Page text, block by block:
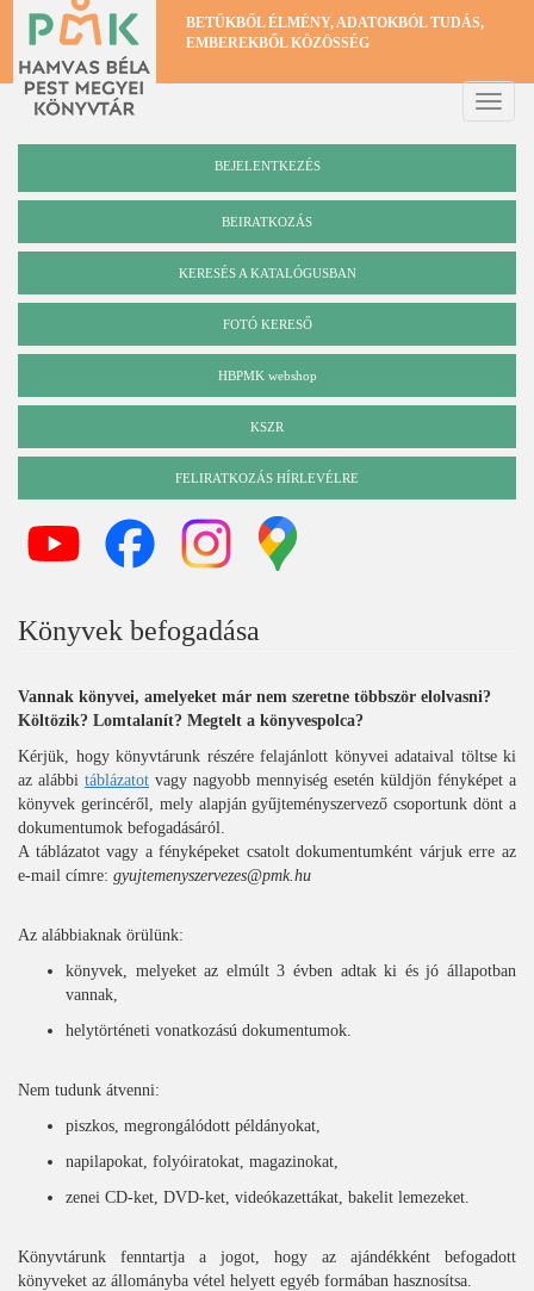
Ugrás
tartalomra
BETŰKBŐL ÉLMÉNY, ADATOKBÓL TUDÁS,
EMBEREKBŐL KÖZÖSSÉG
Toggle
BEJELENTKEZÉS
BEIRATKOZÁS
Katalógus
KERESÉS A KATALÓGUSBAN
FOTÓ KERESŐ
HBPMK webshop
KSZR
FELIRATKOZÁS HÍRLEVÉLRE
Könyvek befogadása
Vannak könyvei, amelyeket már nem szeretne többször elolvasni?
Költözik? Lomtalanít? Megtelt a könyvespolca?
Kérjük, hogy könyvtárunk részére felajánlott könyvei adataival töltse ki
az alábbi táblázatot vagy nagyobb mennyiség esetén küldjön fényképet a
könyvek gerincéről, mely alapján gyűjteményszervező csoportunk dönt a
dokumentumok befogadásáról.
A táblázatot vagy a fényképeket csatolt dokumentumként várjuk erre az
e-mail címre: gyujtemenyszervezes@pmk.hu
Az alábbiaknak örülünk:
könyvek, melyeket az elmúlt 3 évben adtak ki és jó állapotban
vannak,
helytörténeti vonatkozású dokumentumok.
Nem tudunk átvenni:
piszkos, megrongálódott példányokat,
napilapokat, folyóiratokat, magazinokat,
zenei CD-ket, DVD-ket, videókazettákat, bakelit lemezeket.
Könyvtárunk fenntartja a jogot, hogy az ajándékként befogadott
könyveket az állományba vétel helyett egyéb formában hasznosítsa.